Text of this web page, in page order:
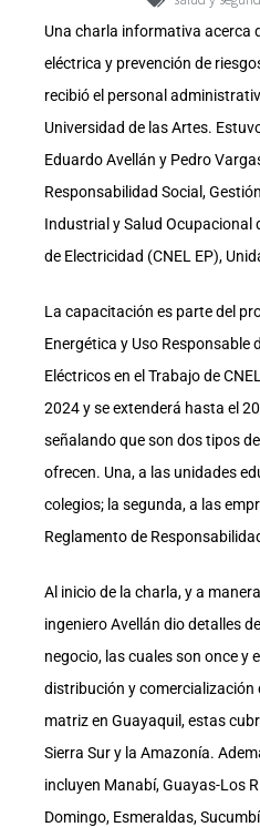
Una charla informativa acerca
eléctrica y prevención de
recibió el personal
Universidad de las Artes.
Eduardo Avellán y Pedro
Responsabilidad Social,
Industrial y Salud Ocupacional
de Electricidad (CNEL EP),
La capacitación es parte del
Energética y Uso Responsable
Eléctricos en el Trabajo de
2024 y se extenderá hasta el
señalando que son dos tipos
ofrecen. Una, a las unidades
colegios; la segunda, a las
Reglamento de
Al inicio de la charla, y a
ingeniero Avellán dio detalles
negocio, las cuales son once y
distribución y comercialización
matriz en Guayaquil, estas
Sierra Sur y la Amazonía.
incluyen Manabí, Guayas-Los
Domingo, Esmeraldas,